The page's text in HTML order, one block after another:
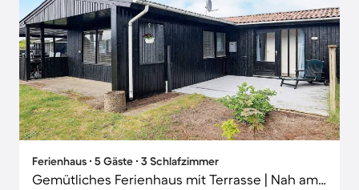
Ferienhaus ∙ 5 Gäste ∙ 3 Schlafzimmer
Gemütliches Ferienhaus mit Terrasse | Nah am Strand | Hunde erlaubt